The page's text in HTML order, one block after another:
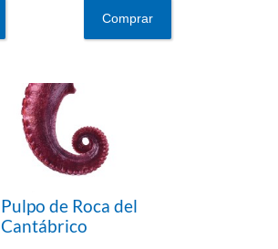
Comprar
Pulpo de Roca del
Cantábrico